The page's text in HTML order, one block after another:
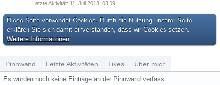
Letzte Aktivität 11. Juli 2013, 03:09
Diese Seite verwendet Cookies. Durch die Nutzung unserer Seite
erklären Sie sich damit einverstanden, dass wir Cookies setzen.
Weitere Informationen
Pinnwand Letzte Aktivitäten Likes Über mich
Es wurden noch keine Einträge an der Pinnwand verfasst.